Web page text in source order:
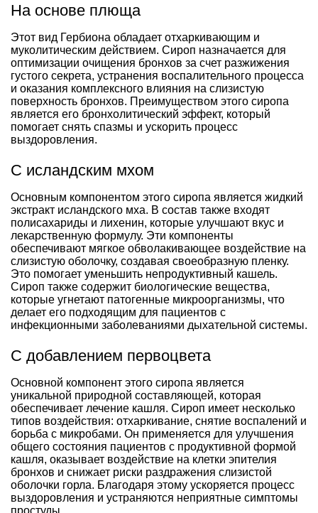
На основе плюща
Этот вид Гербиона обладает отхаркивающим и
муколитическим действием. Сироп назначается для
оптимизации очищения бронхов за счет разжижения
густого секрета, устранения воспалительного процесса
и оказания комплексного влияния на слизистую
поверхность бронхов. Преимуществом этого сиропа
является его бронхолитический эффект, который
помогает снять спазмы и ускорить процесс
выздоровления.
С исландским мхом
Основным компонентом этого сиропа является жидкий
экстракт исландского мха. В состав также входят
полисахариды и лихенин, которые улучшают вкус и
лекарственную формулу. Эти компоненты
обеспечивают мягкое обволакивающее воздействие на
слизистую оболочку, создавая своеобразную пленку.
Это помогает уменьшить непродуктивный кашель.
Сироп также содержит биологические вещества,
которые угнетают патогенные микроорганизмы, что
делает его подходящим для пациентов с
инфекционными заболеваниями дыхательной системы.
С добавлением первоцвета
Основной компонент этого сиропа является
уникальной природной составляющей, которая
обеспечивает лечение кашля. Сироп имеет несколько
типов воздействия: отхаркивание, снятие воспалений и
борьба с микробами. Он применяется для улучшения
общего состояния пациентов с продуктивной формой
кашля, оказывает воздействие на клетки эпителия
бронхов и снижает риски раздражения слизистой
оболочки горла. Благодаря этому ускоряется процесс
выздоровления и устраняются неприятные симптомы
простуды.